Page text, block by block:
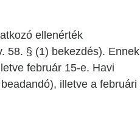
ellenérték
58. § (1) bekezdés). Ennek
február 15-e. Havi
illetve a februári